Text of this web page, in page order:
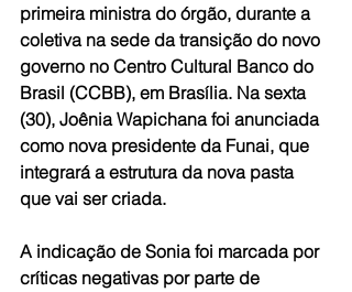
primeira ministra do órgão, durante a
coletiva na sede da transição do novo
governo no Centro Cultural Banco do
Brasil (CCBB), em Brasília. Na sexta
(30), Joênia Wapichana foi anunciada
como nova presidente da Funai, que
integrará a estrutura da nova pasta
que vai ser criada.
A indicação de Sonia foi marcada por
críticas negativas por parte de